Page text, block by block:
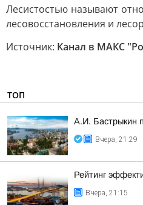
Лесистостью называют
лесовосстановления и
Источник: Канал в МАКС
ТОП
А.И. Бастрыкин
Вчера, 21:29
Рейтинг
Вчера, 21:15